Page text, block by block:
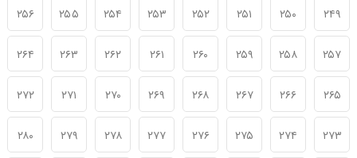
۲۴۹ ۲۵۰ ۲۵۱ ۲۵۲ ۲۵۳ ۲۵۴ ۲۵۵ ۲۵۶
۲۵۷ ۲۵۸ ۲۵۹ ۲۶۰ ۲۶۱ ۲۶۲ ۲۶۳ ۲۶۴
۲۶۵ ۲۶۶ ۲۶۷ ۲۶۸ ۲۶۹ ۲۷۰ ۲۷۱ ۲۷۲
۲۷۳ ۲۷۴ ۲۷۵ ۲۷۶ ۲۷۷ ۲۷۸ ۲۷۹ ۲۸۰